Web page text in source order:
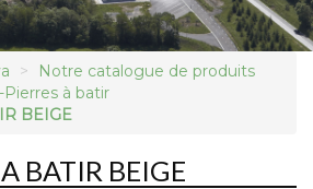
Photos
d'échantillon
Notre catalogue de produits
à batir
BEIGE
BATIR BEIGE